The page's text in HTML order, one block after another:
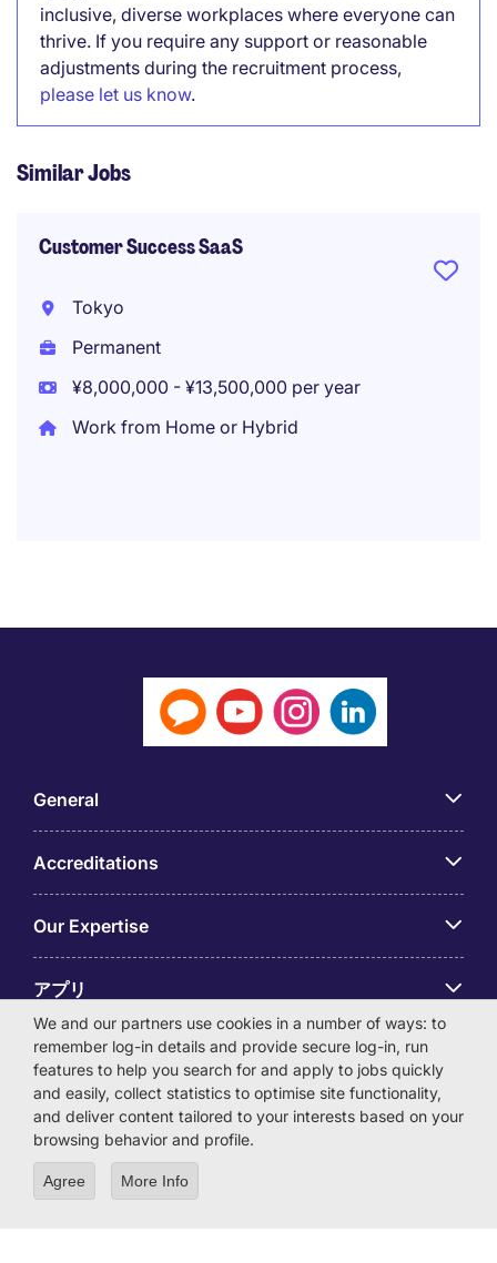
inclusive, diverse workplaces where everyone can
thrive. If you require any support or reasonable
adjustments during the recruitment process,
please let us know.
Similar Jobs
Customer Success SaaS
Tokyo
Permanent
¥8,000,000 - ¥13,500,000 per year
Work from Home or Hybrid
General
Accreditations
Our Expertise
アプリ
Employer Centre
© Michael Page International (Japan) K.K. Corporation
Number 0104-01-043253 Registered Office 6F Hulic
We and our partners use cookies in a number of ways: to
remember log-in details and provide secure log-in, run
features to help you search for and apply to jobs quickly
and easily, collect statistics to optimise site functionality,
and deliver content tailored to your interests based on your
browsing behavior and profile.
Agree More Info